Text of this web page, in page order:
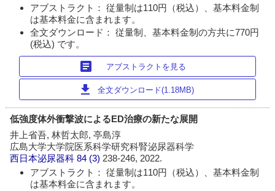
アブストラクト： 従量制は110円（税込）、基本料金制
は基本料金に含まれます。
全文ダウンロード： 従量制、基本料金制の方共に770円
(税込) です。
article アブストラクトを見る
download 全文ダウンロード(1.18MB)
低強度体外衝撃波によるED治療の新たな展開
井上省吾, 林哲太郎, 亭島淳
広島大学大学院医系科学研究科腎泌尿器科学
西日本泌尿器科 84 (3)238-246, 2022.
アブストラクト： 従量制は110円（税込）、基本料金制
は基本料金に含まれます。